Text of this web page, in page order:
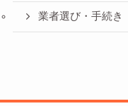
業者選び・手続き